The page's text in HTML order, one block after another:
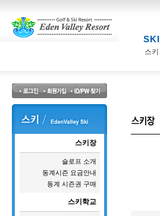
SKI
스키
스키장
슬로프 소개
동계시즌 요금안내
동계 시즌권 구매
스키학교